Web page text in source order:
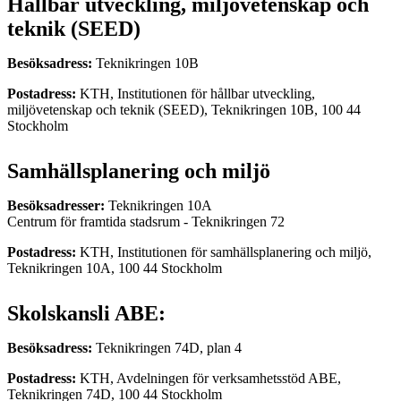
teknik (SEED)
Besöksadress: Teknikringen 10B
Postadress: KTH, Institutionen för hållbar utveckling,
miljövetenskap och teknik (SEED), Teknikringen 10B, 100 44
Stockholm
Samhällsplanering och miljö
Besöksadresser: Teknikringen 10A
Centrum för framtida stadsrum - Teknikringen 72
Postadress: KTH, Institutionen för samhällsplanering och miljö,
Teknikringen 10A, 100 44 Stockholm
Skolskansli ABE:
Besöksadress: Teknikringen 74D, plan 4
Postadress: KTH, Avdelningen för verksamhetsstöd ABE,
Teknikringen 74D, 100 44 Stockholm